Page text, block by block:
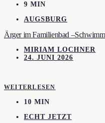
9 MIN
AUGSBURG
Ärger im Familienbad
MIRIAM LOCHNER
24. JUNI 2026
WEITERLESEN
10 MIN
ECHT JETZT